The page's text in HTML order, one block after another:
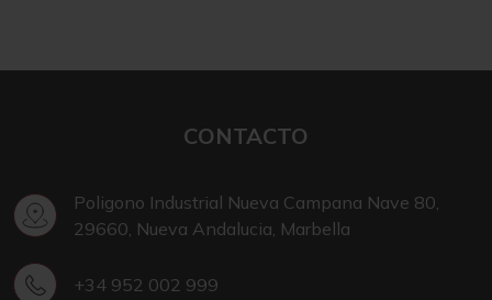
CONTACTO
Poligono Industrial Nueva Campana Nave 80,
29660, Nueva Andalucia, Marbella
+34 952 002 999